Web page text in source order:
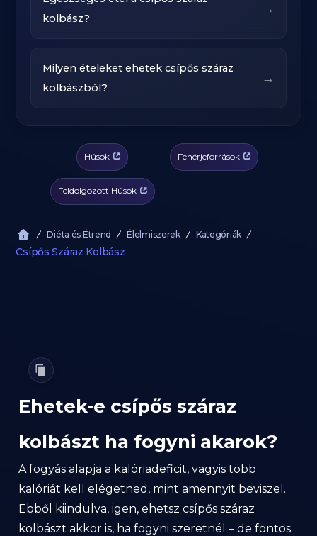
kolbász?
→
Milyen ételeket ehetek csípős száraz
kolbászból?
→
Húsok Fehérjeforrások
Feldolgozott Húsok
Diéta és Étrend Élelmiszerek Kategóriák
Csípős Száraz Kolbász
Ehetek-e csípős száraz
kolbászt ha fogyni akarok?
A fogyás alapja a kalóriadeficit, vagyis több
kalóriát kell elégetned, mint amennyit beviszel.
Ebből kiindulva, igen, ehetsz csípős száraz
kolbászt akkor is, ha fogyni szeretnél – de fontos